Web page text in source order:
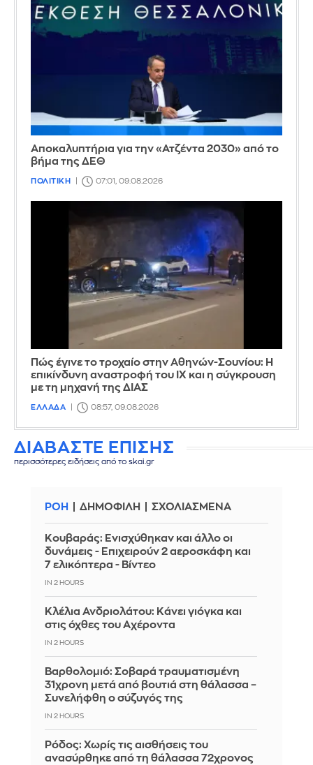
Αποκαλυπτήρια για την «Ατζέντα 2030» από το
βήμα της ΔΕΘ
ΠΟΛΙΤΙΚΗ 07:01, 09.08.2026
Πώς έγινε το τροχαίο στην Αθηνών-Σουνίου: Η
επικίνδυνη αναστροφή του ΙΧ και η σύγκρουση
με τη μηχανή της ΔΙΑΣ
ΕΛΛΑΔΑ 08:57, 09.08.2026
ΔΙΑΒΑΣΤΕ ΕΠΙΣΗΣ
περισσότερες ειδήσεις από το skai.gr
ΡΟΗ ΔΗΜΟΦΙΛΗ ΣΧΟΛΙΑΣΜΕΝΑ
Κουβαράς: Ενισχύθηκαν και άλλο οι
δυνάμεις - Επιχειρούν 2 αεροσκάφη και
7 ελικόπτερα - Βίντεο
IN 2 HOURS
Κλέλια Ανδριολάτου: Κάνει γιόγκα και
στις όχθες του Αχέροντα
IN 2 HOURS
Βαρθολομιό: Σοβαρά τραυματισμένη
31χρονη μετά από βουτιά στη θάλασσα –
Συνελήφθη ο σύζυγός της
IN 2 HOURS
Ρόδος: Χωρίς τις αισθήσεις του
ανασύρθηκε από τη θάλασσα 72χρονος